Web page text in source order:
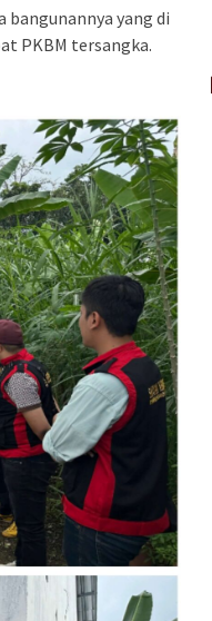
bangunannya yang di
PKBM tersangka.